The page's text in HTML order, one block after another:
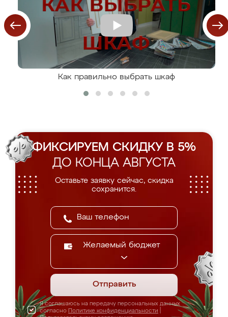
Как правильно выбрать шкаф
ФИКСИРУЕМ СКИДКУ В 5%
ДО КОНЦА АВГУСТА
Оставьте заявку сейчас, скидка
сохранится.
Желаемый бюджет
Отправить
Я соглашаюсь на передачу персональных данных
согласно Политике конфиденциальности